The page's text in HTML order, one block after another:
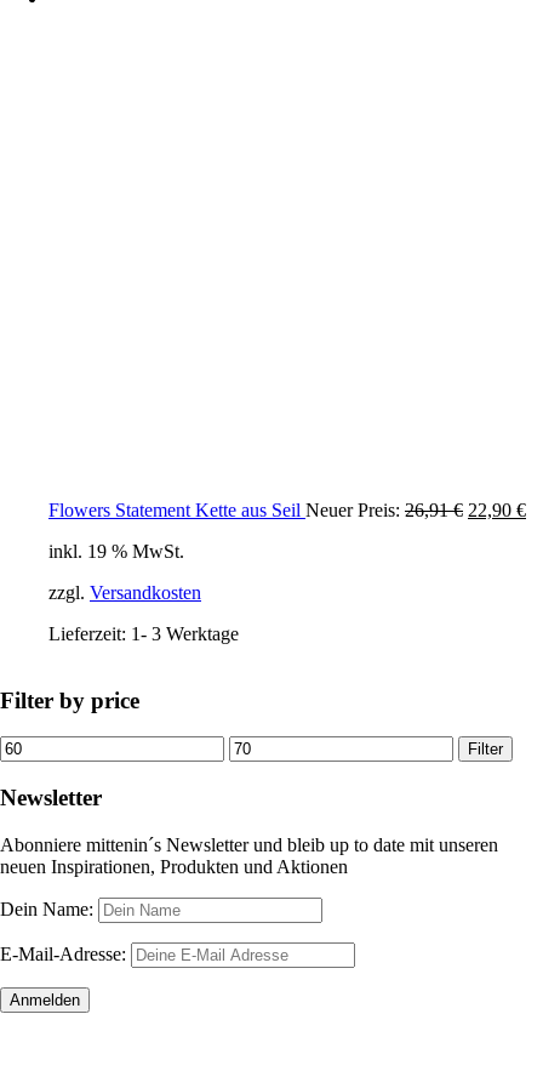
Flowers Statement Kette aus Seil Neuer Preis: 26,91€ 22,90 €
inkl. 19 % MwSt.
zzgl. Versandkosten
Lieferzeit: 1- 3 Werktage
Filter by price
Min.
Preis
Max.
Preis
Filter
Newsletter
Abonniere mittenin´s Newsletter und bleib up to date mit unseren
neuen Inspirationen, Produkten und Aktionen
Dein Name:
E-Mail-Adresse: